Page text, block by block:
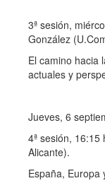
3ª sesión,
González
El camino hacia
actuales y
Jueves, 6
4ª sesión,
Alicante).
España, Europa